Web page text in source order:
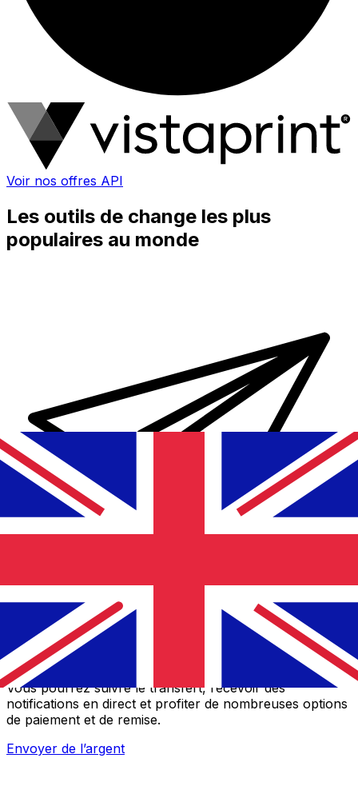
Voir nos offres API
Les outils de change les plus
populaires au monde
Transferts d'argent internationaux avec Xe
Envoyez de l'argent en ligne de façon sûre et rapide.
Vous pourrez suivre le transfert, recevoir des
notifications en direct et profiter de nombreuses options
de paiement et de remise.
Envoyer de l’argent